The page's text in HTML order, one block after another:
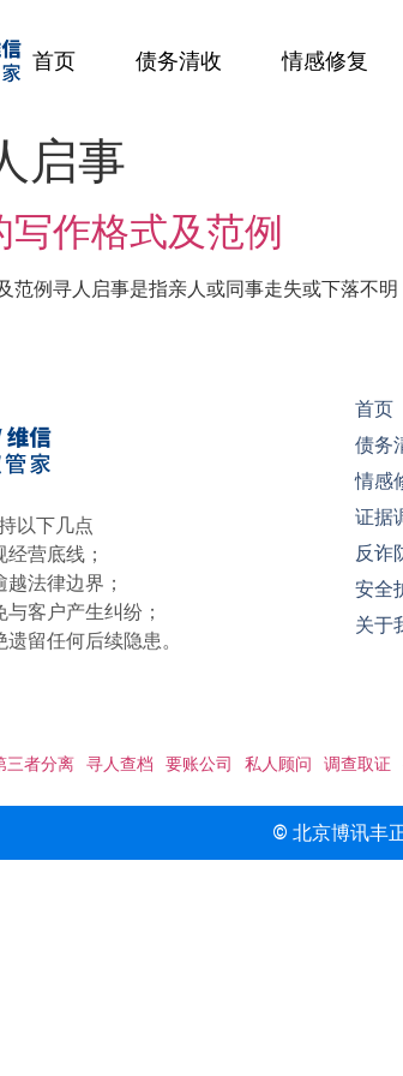
首页 债务清收 情感修复
启事
作格式及范例
范例寻人启事是指亲人或同事走失或下落不
以下几点
营底线；
法律边界；
客户产生纠纷；
留任何后续隐患。
首页
债务
情感
证据
反诈
安全
关于
三者分离 寻人查档 要账公司 私人顾问 调查取证
© 北京博讯丰